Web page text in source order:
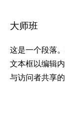
大师班
这是一个段落
文本框以编辑
与访问者共享